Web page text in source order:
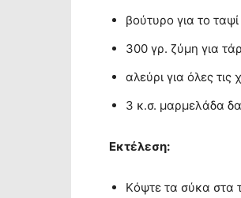
βούτυρο για το ταψί
300 γρ. ζύμη για
αλεύρι για όλες τις
3 κ.σ. μαρμελάδα
Εκτέλεση:
Kόψτε τα σύκα στα